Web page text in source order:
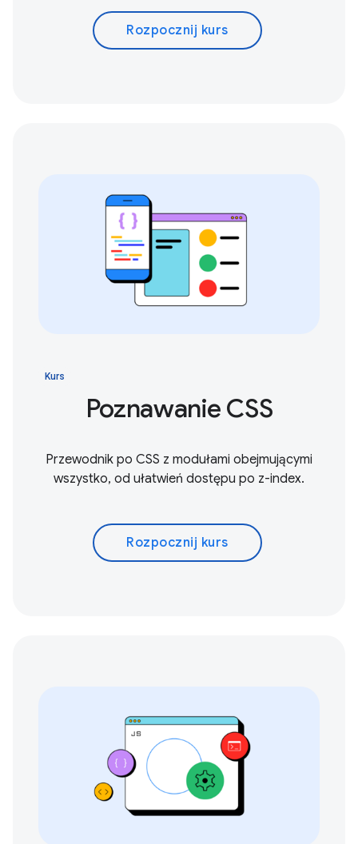
Rozpocznij kurs
Kurs
Poznawanie CSS
Przewodnik po CSS z modułami obejmującymi
wszystko, od ułatwień dostępu po z-index.
Rozpocznij kurs